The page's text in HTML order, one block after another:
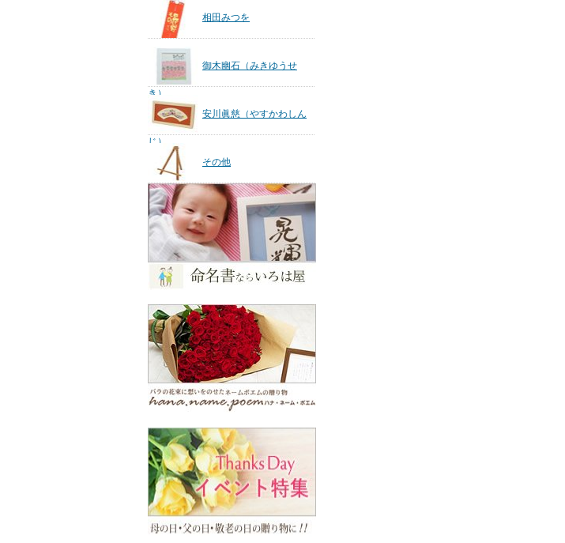
相田みつを
御木幽石（みきゆうせ
き）
安川眞慈（やすかわしん
じ）
その他